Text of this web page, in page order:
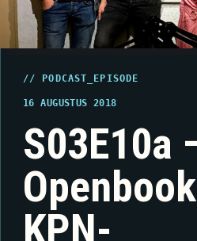
// PODCAST_EPISODE
16 AUGUSTUS 2018
S03E10a
KPN-